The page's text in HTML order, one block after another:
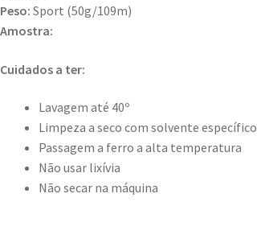
Peso: Sport (50g/109m)
Amostra:
Cuidados a ter:
Lavagem até 40º
Limpeza a seco com solvente específico
Passagem a ferro a alta temperatura
Não usar lixívia
Não secar na máquina